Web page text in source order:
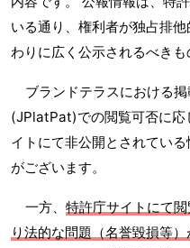
いる通り、権利者が独占排
わりに広く公示されるべきも
ブランドテラスにおける
(JPlatPat)での閲覧可否に応
イトにて非公開とされてい
がございます。
一方、 特許庁サイトにて
り法的な問題（名誉毀損等